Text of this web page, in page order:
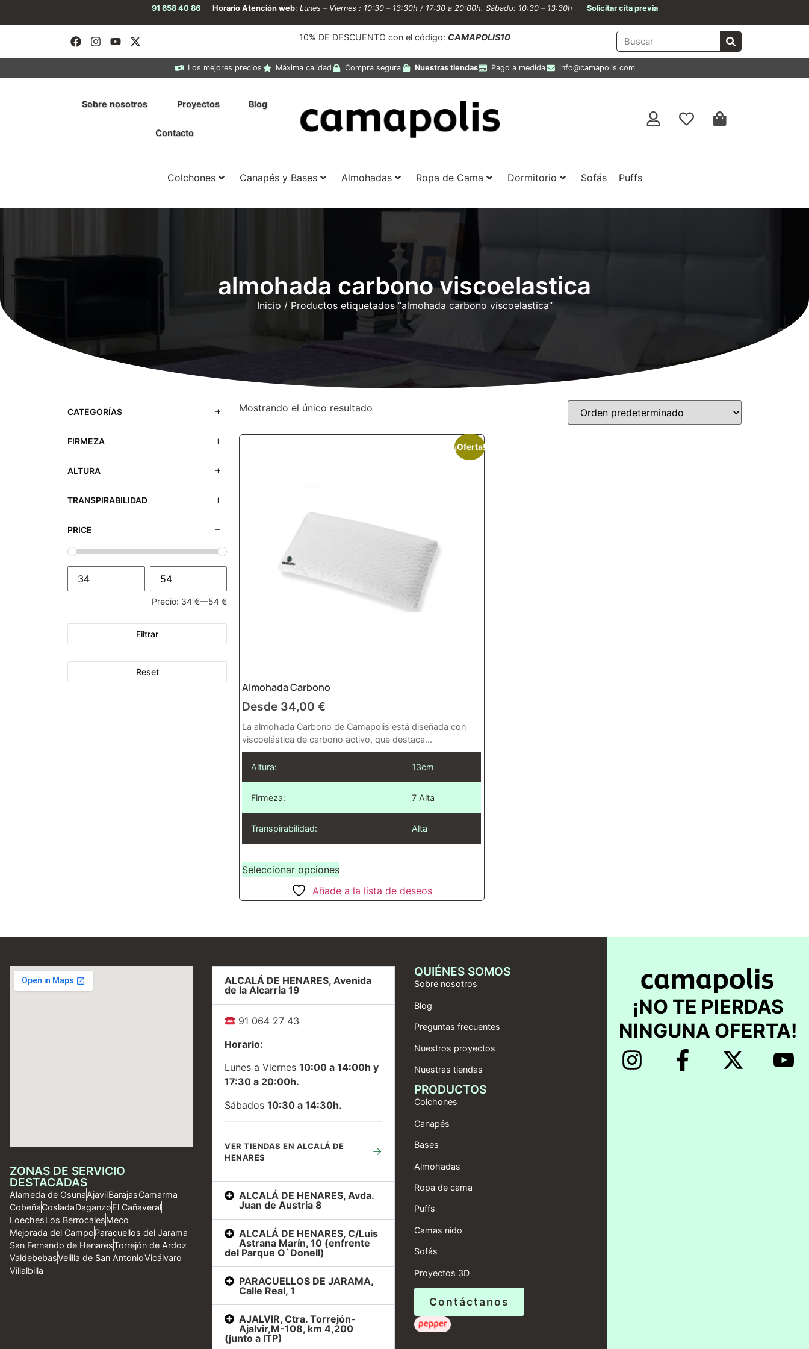
91 658 40 86 Horario Atención web: Lunes – Viernes : 10:30 – 13:30h / 17:30 a 20:00h. Sábado: 10:30 – 13:30h Solicitar cita previa
10% DE DESCUENTO con el código: CAMAPOLIS10
Los mejores precios Máxima calidad Compra segura Nuestras tiendas Pago a medida info@camapolis.com
Sobre nosotros Proyectos Blog
Contacto
Colchones Canapés y Bases Almohadas Ropa de Cama Dormitorio Sofás Puffs
almohada carbono viscoelastica
Inicio / Productos etiquetados “almohada carbono viscoelastica”
CATEGORÍAS
FIRMEZA
ALTURA
TRANSPIRABILIDAD
PRICE
Precio: 34 €—54 €
Filtrar
Reset
Mostrando el único resultado
¡Oferta!
Almohada Carbono
Desde 34,00 €
La almohada Carbono de Camapolis está diseñada con
viscoelástica de carbono activo, que destaca...
Altura: 13cm
Firmeza: 7 Alta
Transpirabilidad: Alta
Seleccionar opciones
Añade a la lista de deseos
ZONAS DE SERVICIO
DESTACADAS
Alameda de OsunaAjavilBarajasCamarma
CobeñaCosladaDaganzoEl Cañaveral
LoechesLos BerrocalesMeco
Mejorada del CampoParacuellos del Jarama
San Fernando de HenaresTorrejón de Ardoz
ValdebebasVelilla de San AntonioVicálvaro
Villalbilla
ALCALÁ DE HENARES, Avenida
de la Alcarria 19
91 064 27 43
Horario:
Lunes a Viernes 10:00 a 14:00h y
17:30 a 20:00h.
Sábados 10:30 a 14:30h.
VER TIENDAS EN ALCALÁ DE
HENARES
→
ALCALÁ DE HENARES, Avda.
Juan de Austria 8
ALCALÁ DE HENARES, C/Luis
Astrana Marín, 10 (enfrente
del Parque O`Donell)
PARACUELLOS DE JARAMA,
Calle Real, 1
AJALVIR, Ctra. Torrejón-
Ajalvir,M-108, km 4,200
(junto a ITP)
QUIÉNES SOMOS
Sobre nosotros
Blog
Preguntas frecuentes
Nuestros proyectos
Nuestras tiendas
PRODUCTOS
Colchones
Canapés
Bases
Almohadas
Ropa de cama
Puffs
Camas nido
Sofás
Proyectos 3D
Contáctanos
¡NO TE PIERDAS
NINGUNA OFERTA!